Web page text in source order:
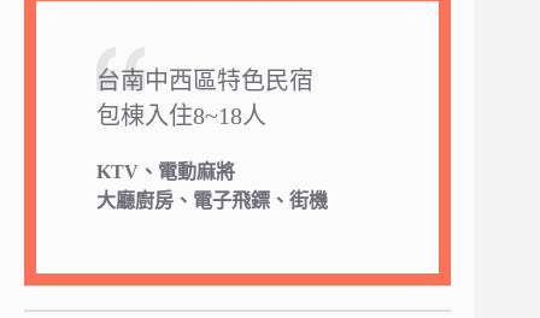
台南中西區特色民宿
包棟入住8~18人
KTV、電動麻將
大廳廚房、電子飛鏢、街機